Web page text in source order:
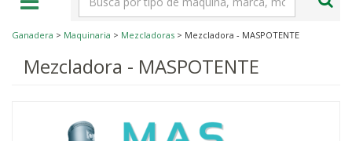
Ganadera > Maquinaria > Mezcladoras > Mezcladora - MASPOTENTE
Mezcladora - MASPOTENTE